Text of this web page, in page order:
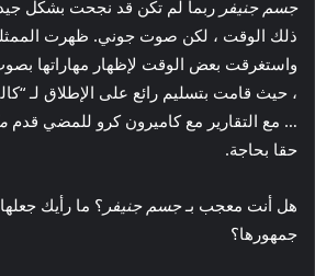
جسم جنيفر ربما لم تكن قد نجحت بشكل
ذلك الوقت ، لكن صوت جوني. ظهرت
، حيث قامت بتسليم رائع على الإطلاق لـ
… مع التقارير مع كاميرون كرو للمضي قدم
حقا بحاجة.
هل أنت معجب بـجسم جنيفر ؟ ما رأيك
جمهورها؟